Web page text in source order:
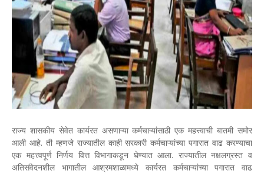
राज्य शासकीय सेवेत कार्यरत असणाऱ्या कर्मचाऱ्यांसाठी एक महत्त्वाची बातमी समोर
आली आहे. ती म्हणजे राज्यातील काही सरकारी कर्मचाऱ्यांच्या पगारात वाढ करण्याचा
एक महत्त्वपूर्ण निर्णय वित्त विभागाकडून घेण्यात आला. राज्यातील नक्षलग्रस्त व
अतिसंवेदनशील भागातील आश्रमशाळामध्ये कार्यरत कर्मचाऱ्यांच्या पगारात वाढ